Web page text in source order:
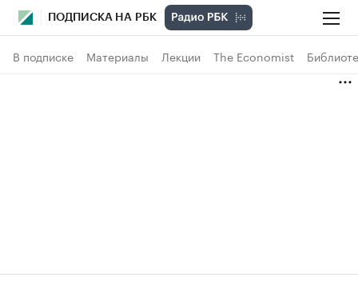
ПОДПИСКА НА РБК
В подписке Материалы Лекции The Economist